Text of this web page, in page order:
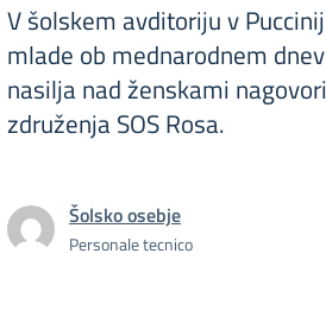
V šolskem avditoriju v
mlade ob mednarodnem
nasilja nad ženskami
združenja SOS Rosa.
Šolsko osebje
Personale tecnico